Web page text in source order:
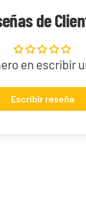
de
en escribir
Escribir reseña